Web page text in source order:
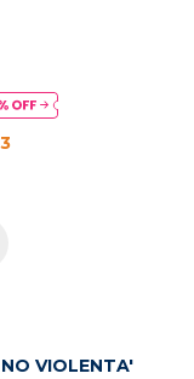
VIOLENTA'